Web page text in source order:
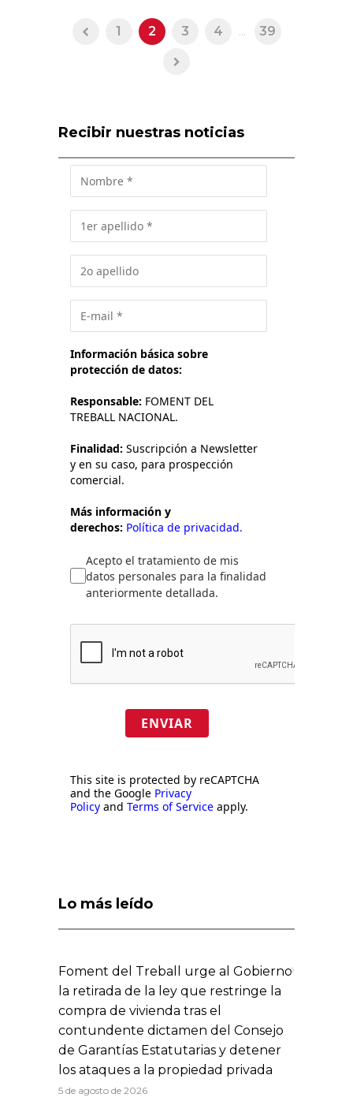
1 2 3 4 ... 39
Recibir nuestras noticias
Información básica sobre
protección de datos:
Responsable: FOMENT DEL
TREBALL NACIONAL.
Finalidad: Suscripción a Newsletter
y en su caso, para prospección
comercial.
Más información y
derechos: Política de privacidad.
Acepto el tratamiento de mis
datos personales para la finalidad
anteriormente detallada.
ENVIAR
This site is protected by reCAPTCHA
and the Google Privacy
Policy and Terms of Service apply.
Lo más leído
Foment del Treball urge al Gobierno
la retirada de la ley que restringe la
compra de vivienda tras el
contundente dictamen del Consejo
de Garantías Estatutarias y detener
los ataques a la propiedad privada
5 de agosto de 2026